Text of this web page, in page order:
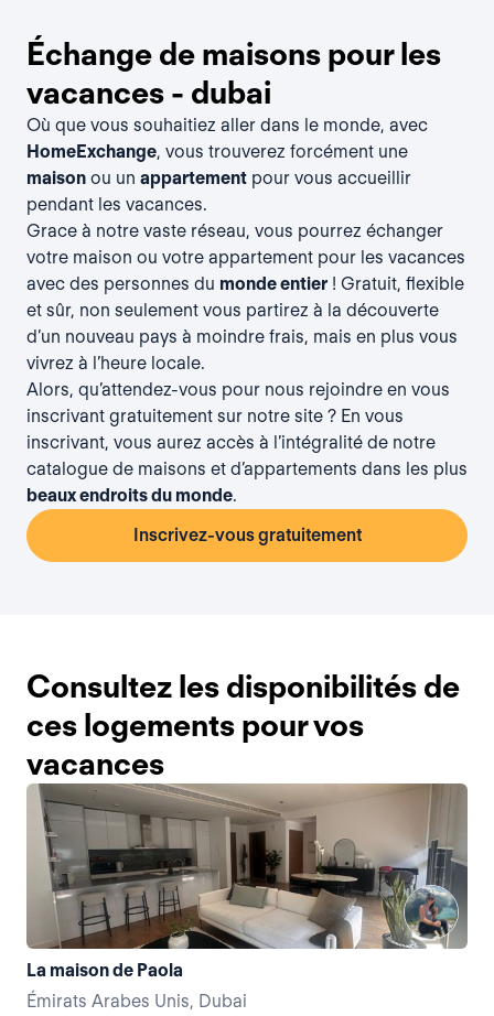
Échange de maisons pour les
vacances - dubai
Où que vous souhaitiez aller dans le monde, avec
HomeExchange, vous trouverez forcément une
maison ou un appartement pour vous accueillir
pendant les vacances.
Grace à notre vaste réseau, vous pourrez échanger
votre maison ou votre appartement pour les vacances
avec des personnes du monde entier ! Gratuit, flexible
et sûr, non seulement vous partirez à la découverte
d’un nouveau pays à moindre frais, mais en plus vous
vivrez à l’heure locale.
Alors, qu’attendez-vous pour nous rejoindre en vous
inscrivant gratuitement sur notre site ? En vous
inscrivant, vous aurez accès à l’intégralité de notre
catalogue de maisons et d’appartements dans les plus
beaux endroits du monde.
Inscrivez-vous gratuitement
Consultez les disponibilités de
ces logements pour vos
vacances
La maison de Paola
Émirats Arabes Unis, Dubai